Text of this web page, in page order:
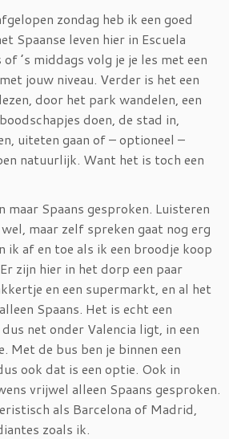
zondag heb ik een goed
Spaanse leven hier in Escuela
’s middags volg je je les met een
jouw niveau. Verder is het een
door het park wandelen, een
doen, de stad in,
uiteten gaan of – optioneel –
natuurlijk. Want het is toch een
maar Spaans gesproken. Luisteren
maar zelf spreken gaat nog erg
ik af en toe als ik een broodje koop
zijn hier in het dorp een paar
en een supermarkt, en al het
Spaans. Het is echt een
net onder Valencia ligt, in een
Met de bus ben je binnen een
ook dat is een optie. Ook in
vrijwel alleen Spaans gesproken.
als Barcelona of Madrid,
zoals ik.